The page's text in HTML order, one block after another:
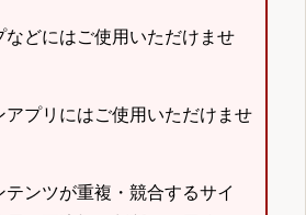
どにはご使用いただけませ
プリにはご使用いただけませ
ンツが重複・競合するサイ